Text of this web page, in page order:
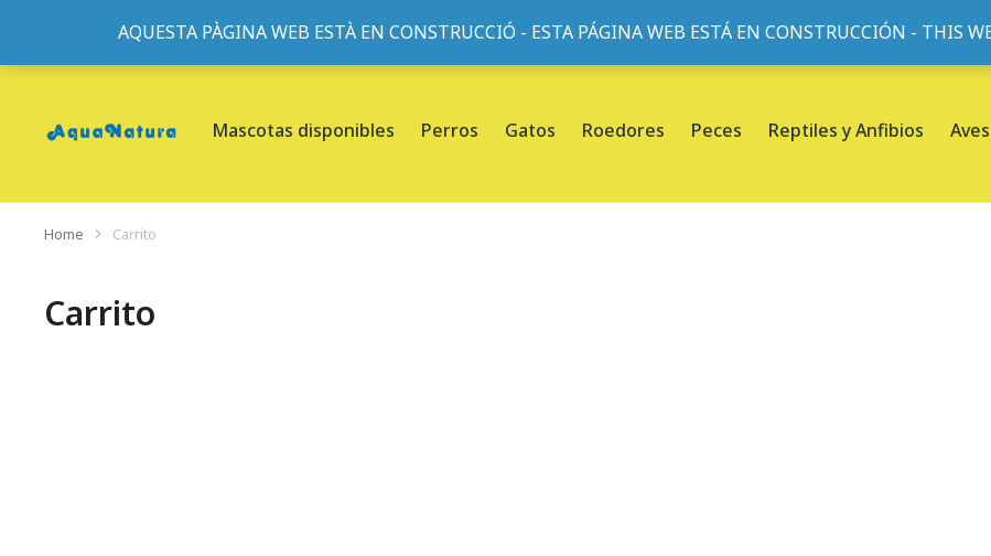
AQUESTA PÀGINA WEB ESTÀ EN CONSTRUCCIÓ - ESTA PÁGINA WEB ESTÁ EN CONSTRUCCIÓN - THIS
933095977-933152057-933103463- C/ de Roger de Flor, 45, L'Eixample, 08013 Barcelona |Sobre nosotros
Mascotas disponibles Perros Gatos Roedores Peces Reptiles y Anfibios Aves
You are here:
Home Carrito
Carrito